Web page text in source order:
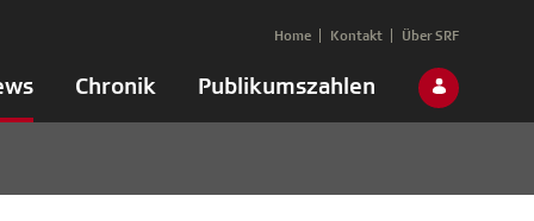
Chronik Publikumszahlen
Home Kontakt Über SRF